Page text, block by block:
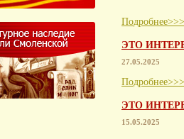
Подробнее>>>
ЭТО
27.05.2025
Подробнее>>>
ЭТО
15.05.2025